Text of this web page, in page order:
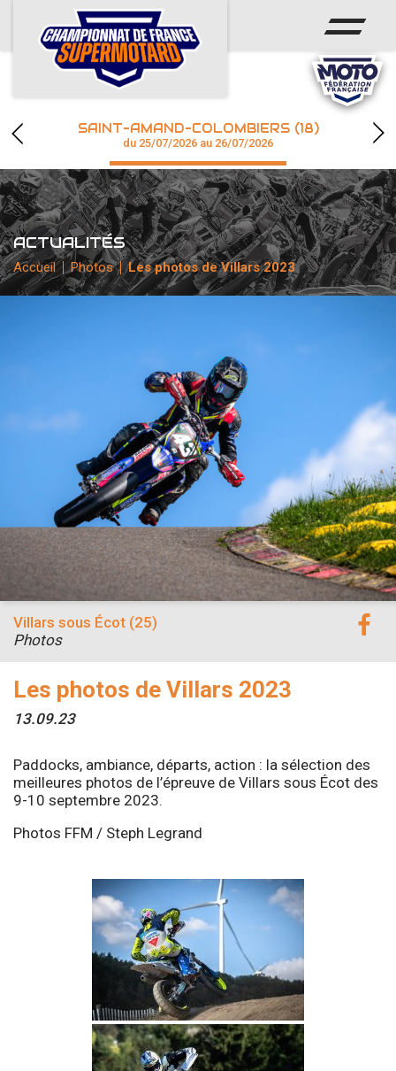
ACCUEIL
ACTUS
CALENDRIER
CHAMPIONNAT
RÉSULTATS
PHOTOS / WEB TV
accéder à la billetterie
SAINT-AMAND-COLOMBIERS (18)
du 25/07/2026 au 26/07/2026
ACTUALITÉS
Accueil Photos Les photos de Villars 2023
Les photos de Villars 2023
13.09.23
Villars sous Écot (25)
Photos
Paddocks, ambiance, départs, action : la sélection des
meilleures photos de l’épreuve de Villars sous Écot des
9-10 septembre 2023.
Photos FFM / Steph Legrand